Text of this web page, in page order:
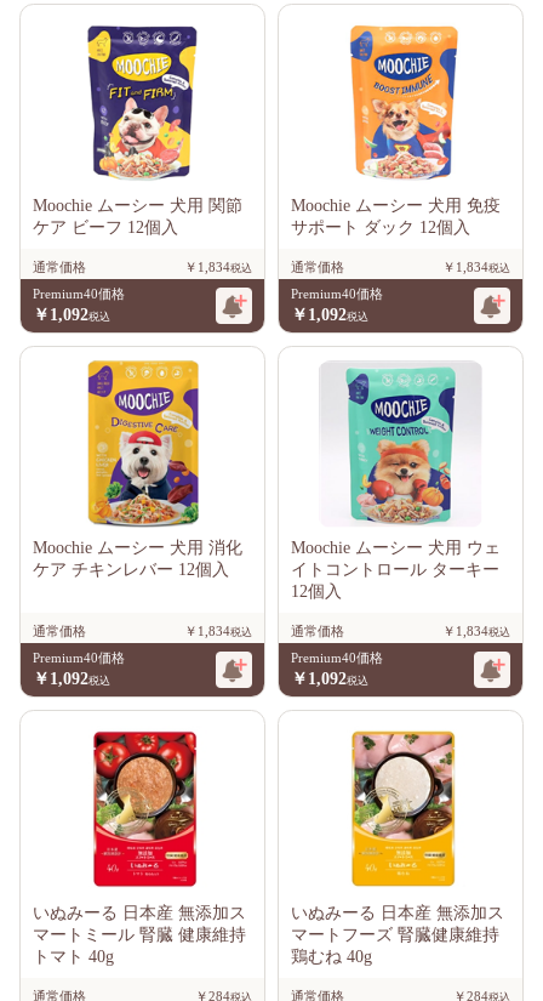
Moochie ムーシー 犬用 関節
ケア ビーフ 12個入
通常価格
￥1,834
Premium40価格
￥1,092
Moochie ムーシー 犬用 免疫
サポート ダック 12個入
通常価格
￥1,834
Premium40価格
￥1,092
Moochie ムーシー 犬用 消化
ケア チキンレバー 12個入
通常価格
￥1,834
Premium40価格
￥1,092
Moochie ムーシー 犬用 ウェ
イトコントロール ターキー
12個入
通常価格
￥1,834
Premium40価格
￥1,092
いぬみーる 日本産 無添加ス
マートミール 腎臓 健康維持
トマト 40g
通常価格
￥284
いぬみーる 日本産 無添加ス
マートフーズ 腎臓健康維持
鶏むね 40g
通常価格
￥284